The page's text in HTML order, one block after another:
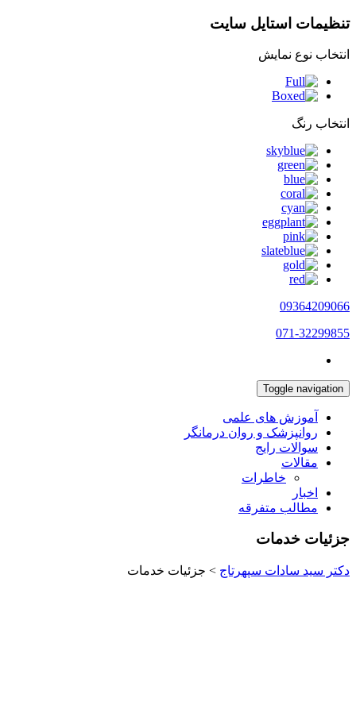
تنظیمات استایل سایت
انتخاب نوع نمایش
انتخاب رنگ
09364209066
071-32299855
Toggle navigation
آموزش های علمی
روانپزشک و روان درمانگر
سوالات رایج
مقالات
خاطرات
اخبار
مطالب متفرقه
جزئیات خدمات
دکتر سید سادات سپهرتاج > جزئیات خدمات